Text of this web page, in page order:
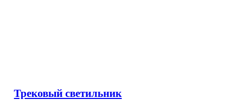
Трековый светильник